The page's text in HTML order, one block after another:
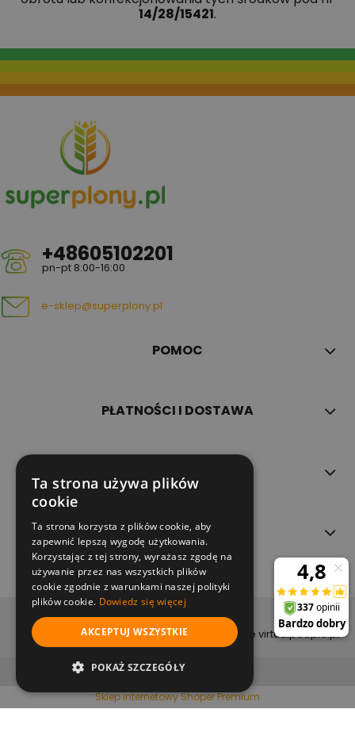
14/28/15421.
+48605102201
pn-pt 8:00-16:00
e-sklep@superplony.pl
POMOC
PŁATNOŚCI I DOSTAWA
O NAS
copyright (c) 2022
projekt i wykonanie virtualpeople.pl
pokaż pełną wersję strony
Sklep internetowy Shoper Premium
Ta strona używa plików
cookie
Ta strona korzysta z plików cookie, aby
zapewnić lepszą wygodę użytkowania.
Korzystając z tej strony, wyrażasz zgodę na
używanie przez nas wszystkich plików
cookie zgodnie z warunkami naszej polityki
plików cookie. Dowiedz się więcej
AKCEPTUJ WSZYSTKIE
POKAŻ SZCZEGÓŁY